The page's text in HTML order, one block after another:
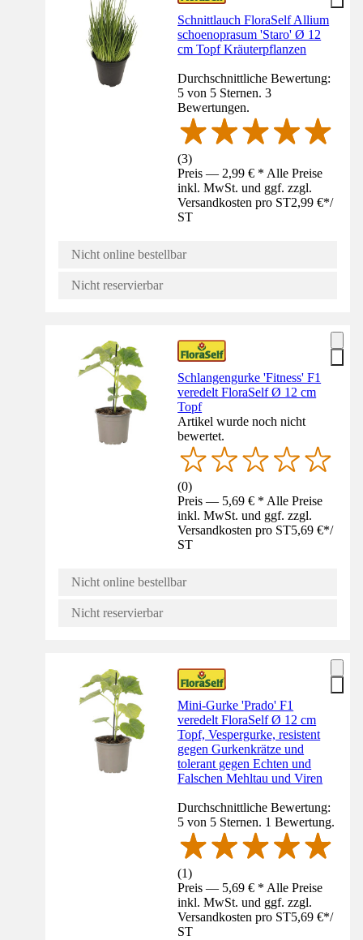
Schnittlauch FloraSelf Allium
schoenoprasum 'Staro' Ø 12
cm Topf Kräuterpflanzen
Durchschnittliche Bewertung:
5 von 5 Sternen. 3
Bewertungen.
(3)
Preis — 2,99 € * Alle Preise
inkl. MwSt. und ggf. zzgl.
Versandkosten pro ST2,99 €*/
ST
Nicht online bestellbar
Nicht reservierbar
Schlangengurke 'Fitness' F1
veredelt FloraSelf Ø 12 cm
Topf
Artikel wurde noch nicht
bewertet.
(0)
Preis — 5,69 € * Alle Preise
inkl. MwSt. und ggf. zzgl.
Versandkosten pro ST5,69 €*/
ST
Nicht online bestellbar
Nicht reservierbar
Mini-Gurke 'Prado' F1
veredelt FloraSelf Ø 12 cm
Topf, Vespergurke, resistent
gegen Gurkenkrätze und
tolerant gegen Echten und
Falschen Mehltau und Viren
Durchschnittliche Bewertung:
5 von 5 Sternen. 1 Bewertung.
(1)
Preis — 5,69 € * Alle Preise
inkl. MwSt. und ggf. zzgl.
Versandkosten pro ST5,69 €*/
ST